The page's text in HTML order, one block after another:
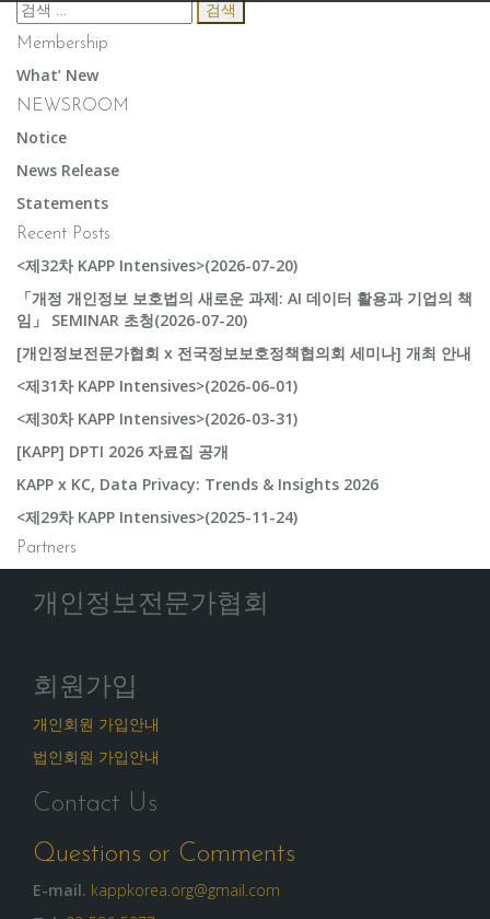
검
색:
Membership
What’ New
NEWSROOM
Notice
News Release
Statements
Recent Posts
<제32차 KAPP Intensives>(2026-07-20)
「개정 개인정보 보호법의 새로운 과제: AI 데이터 활용과 기업의 책
임」 SEMINAR 초청(2026-07-20)
[개인정보전문가협회 x 전국정보보호정책협의회 세미나] 개최 안내
<제31차 KAPP Intensives>(2026-06-01)
<제30차 KAPP Intensives>(2026-03-31)
[KAPP] DPTI 2026 자료집 공개
KAPP x KC, Data Privacy: Trends & Insights 2026
<제29차 KAPP Intensives>(2025-11-24)
Partners
개인정보전문가협회
회원가입
개인회원 가입안내
법인회원 가입안내
Contact Us
Questions or Comments
E-mail. kappkorea.org@gmail.com